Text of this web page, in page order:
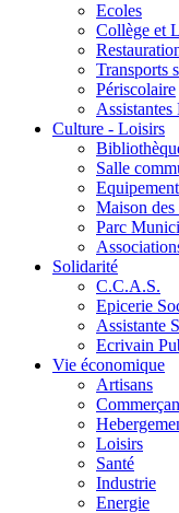
Ecoles
Collège et
Transports
Périscolaire
Assistantes
Culture - Loisirs
Salle
Maison des
Parc
Solidarité
C.C.A.S.
Epicerie
Assistante
Ecrivain
Vie économique
Artisans
Loisirs
Santé
Industrie
Energie